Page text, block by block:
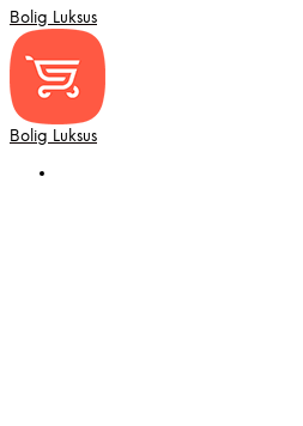
Bolig Luksus
Bolig Luksus